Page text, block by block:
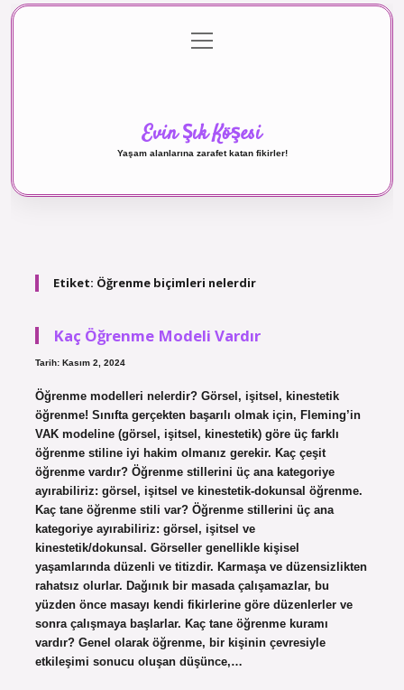
Gizlilik Politikası
menüyü
aç
Evin Şık Köşesi
Yaşam alanlarına zarafet katan fikirler!
Etiket: Öğrenme biçimleri nelerdir
Kaç Öğrenme Modeli Vardır
Tarih: Kasım 2, 2024
Öğrenme modelleri nelerdir? Görsel, işitsel, kinestetik
öğrenme! Sınıfta gerçekten başarılı olmak için, Fleming’in
VAK modeline (görsel, işitsel, kinestetik) göre üç farklı
öğrenme stiline iyi hakim olmanız gerekir. Kaç çeşit
öğrenme vardır? Öğrenme stillerini üç ana kategoriye
ayırabiliriz: görsel, işitsel ve kinestetik-dokunsal öğrenme.
Kaç tane öğrenme stili var? Öğrenme stillerini üç ana
kategoriye ayırabiliriz: görsel, işitsel ve
kinestetik/dokunsal. Görseller genellikle kişisel
yaşamlarında düzenli ve titizdir. Karmaşa ve düzensizlikten
rahatsız olurlar. Dağınık bir masada çalışamazlar, bu
yüzden önce masayı kendi fikirlerine göre düzenlerler ve
sonra çalışmaya başlarlar. Kaç tane öğrenme kuramı
vardır? Genel olarak öğrenme, bir kişinin çevresiyle
etkileşimi sonucu oluşan düşünce,…